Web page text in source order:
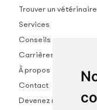
Trouver un vétérinaire
Services
Conseils
Carrières
À propos
Contact
Devenez membre